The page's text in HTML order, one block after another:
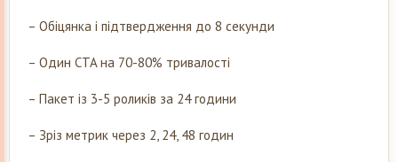
– Обіцянка і підтвердження до 8 секунди
– Один CTA на 70-80% тривалості
– Пакет із 3-5 роликів за 24 години
– Зріз метрик через 2, 24, 48 годин